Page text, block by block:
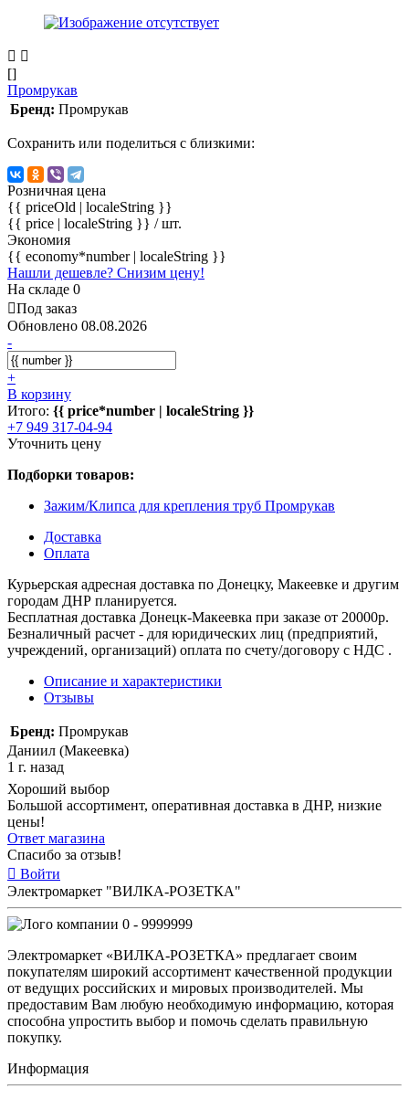
[]
Промрукав
Бренд: Промрукав
Сохранить или поделиться с близкими:
Розничная цена
{{ priceOld | localeString }}
{{ price | localeString }} / шт.
Экономия
{{ economy*number | localeString }}
Нашли дешевле? Снизим цену!
На складе 0
Под заказ
Обновлено 08.08.2026
-
+
В корзину
Итого: {{ price*number | localeString }}
+7 949 317-04-94
Уточнить цену
Подборки товаров:
Зажим/Клипса для крепления труб Промрукав
Доставка
Оплата
Курьерская адресная доставка по Донецку, Макеевке и другим
городам ДНР планируется.
Бесплатная доставка Донецк-Макеевка при заказе от 20000р.
Безналичный расчет - для юридических лиц (предприятий,
учреждений, организаций) оплата по счету/договору с НДС .
Описание и характеристики
Отзывы
Бренд: Промрукав
Даниил (Макеевка)
1 г. назад
Хороший выбор
Большой ассортимент, оперативная доставка в ДНР, низкие
цены!
Ответ магазина
Спасибо за отзыв!
Войти
Электромаркет "ВИЛКА-РОЗЕТКА"
0 - 9999999
Электромаркет «ВИЛКА-РОЗЕТКА» предлагает своим
покупателям широкий ассортимент качественной продукции
от ведущих российских и мировых производителей. Мы
предоставим Вам любую необходимую информацию, которая
способна упростить выбор и помочь сделать правильную
покупку.
Информация